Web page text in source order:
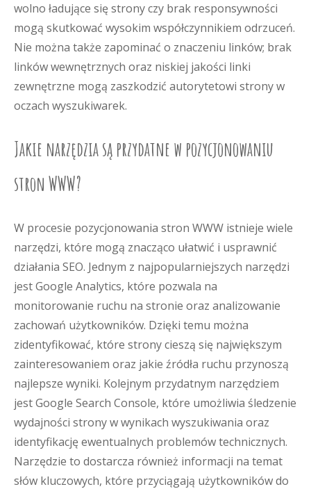
wolno ładujące się strony czy brak responsywności
mogą skutkować wysokim współczynnikiem odrzuceń.
Nie można także zapominać o znaczeniu linków; brak
linków wewnętrznych oraz niskiej jakości linki
zewnętrzne mogą zaszkodzić autorytetowi strony w
oczach wyszukiwarek.
Jakie narzędzia są przydatne w pozycjonowaniu
stron WWW?
W procesie pozycjonowania stron WWW istnieje wiele
narzędzi, które mogą znacząco ułatwić i usprawnić
działania SEO. Jednym z najpopularniejszych narzędzi
jest Google Analytics, które pozwala na
monitorowanie ruchu na stronie oraz analizowanie
zachowań użytkowników. Dzięki temu można
zidentyfikować, które strony cieszą się największym
zainteresowaniem oraz jakie źródła ruchu przynoszą
najlepsze wyniki. Kolejnym przydatnym narzędziem
jest Google Search Console, które umożliwia śledzenie
wydajności strony w wynikach wyszukiwania oraz
identyfikację ewentualnych problemów technicznych.
Narzędzie to dostarcza również informacji na temat
słów kluczowych, które przyciągają użytkowników do